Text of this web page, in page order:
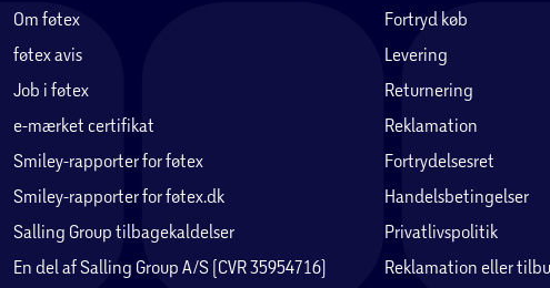
Om føtex
føtex avis
Job i føtex
e-mærket certifikat
Smiley-rapporter for føtex
Smiley-rapporter for føtex.dk
Salling Group tilbagekaldelser
En del af Salling Group A/S (CVR 35954716)
Fortryd køb
Levering
Returnering
Reklamation
Fortrydelsesret
Handelsbetingelser
Privatlivspolitik
Reklamation eller